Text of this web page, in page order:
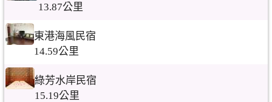
13.87公里
東港海風民宿
14.59公里
綠芳水岸民宿
15.19公里